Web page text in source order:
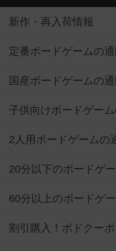
新作・再入荷情報
定番ボードゲームの
国産ボードゲームの
子供向けボードゲー
2人用ボードゲームの
20分以下のボードゲ
60分以上のボードゲ
割引購入！ボドクー